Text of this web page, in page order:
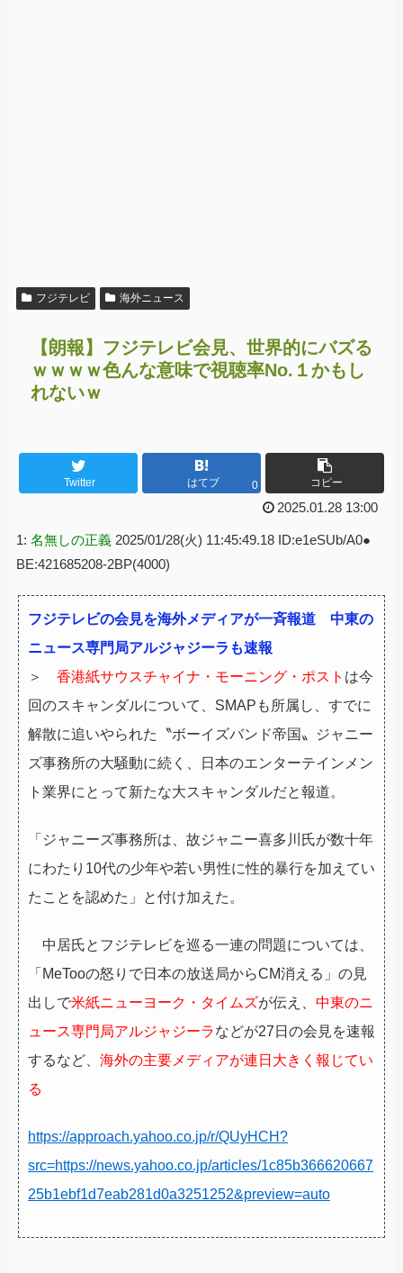
フジテレビ 海外ニュース
【朗報】フジテレビ会見、世界的にバズる
ｗｗｗｗ色んな意味で視聴率No.１かもし
れないｗ
Twitter はてブ 0 コピー
2025.01.28 13:00
1: 名無しの正義 2025/01/28(火) 11:45:49.18 ID:e1eSUb/A0●
BE:421685208-2BP(4000)
フジテレビの会見を海外メディアが一斉報道 中東の
ニュース専門局アルジャジーラも速報
＞ 香港紙サウスチャイナ・モーニング・ポスト は今
回のスキャンダルについて、SMAPも所属し、すでに
解散に追いやられた〝ボーイズバンド帝国〟ジャニー
ズ事務所の大騒動に続く、日本のエンターテインメン
ト業界にとって新たな大スキャンダルだと報道。
「ジャニーズ事務所は、故ジャニー喜多川氏が数十年
にわたり10代の少年や若い男性に性的暴行を加えてい
たことを認めた」と付け加えた。
中居氏とフジテレビを巡る一連の問題については、
「MeTooの怒りで日本の放送局からCM消える」の見
出しで米紙ニューヨーク・タイムズが伝え、 中東のニ
ュース専門局アルジャジーラなどが27日の会見を速報
するなど、 海外の主要メディアが連日大きく報じてい
る
https://approach.yahoo.co.jp/r/QUyHCH?
src=https://news.yahoo.co.jp/articles/1c85b366620667
25b1ebf1d7eab281d0a3251252&preview=auto